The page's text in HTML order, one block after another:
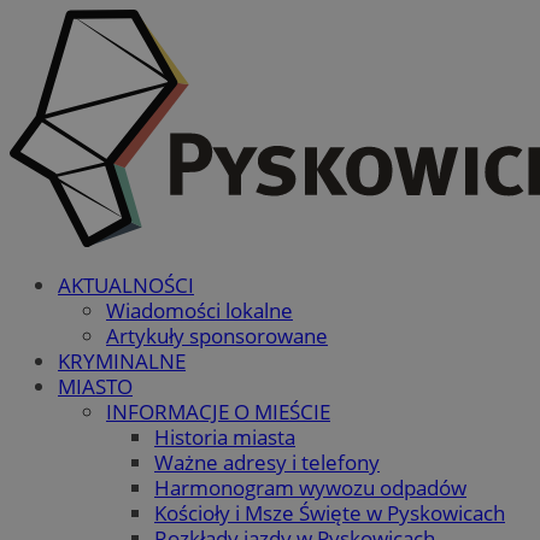
AKTUALNOŚCI
Wiadomości lokalne
Artykuły sponsorowane
KRYMINALNE
MIASTO
INFORMACJE O MIEŚCIE
Historia miasta
Ważne adresy i telefony
Harmonogram wywozu odpadów
Kościoły i Msze Święte w Pyskowicach